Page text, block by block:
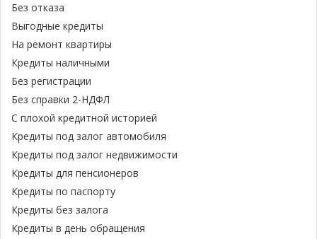
Без отказа
Выгодные кредиты
На ремонт квартиры
Кредиты наличными
Без регистрации
Без справки 2-НДФЛ
С плохой кредитной историей
Кредиты под залог автомобиля
Кредиты под залог недвижимости
Кредиты для пенсионеров
Кредиты по паспорту
Кредиты без залога
Кредиты в день обращения